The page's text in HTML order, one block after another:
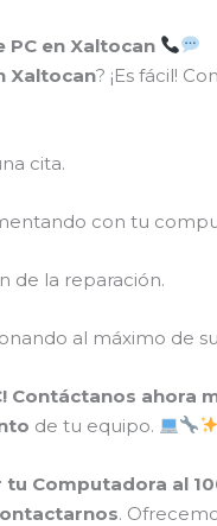
en Xaltocan
Xaltocan? ¡Es fácil!
cita.
con tu
de la reparación.
al máximo de
Contáctanos ahora
de tu equipo.
tu Computadora al
.